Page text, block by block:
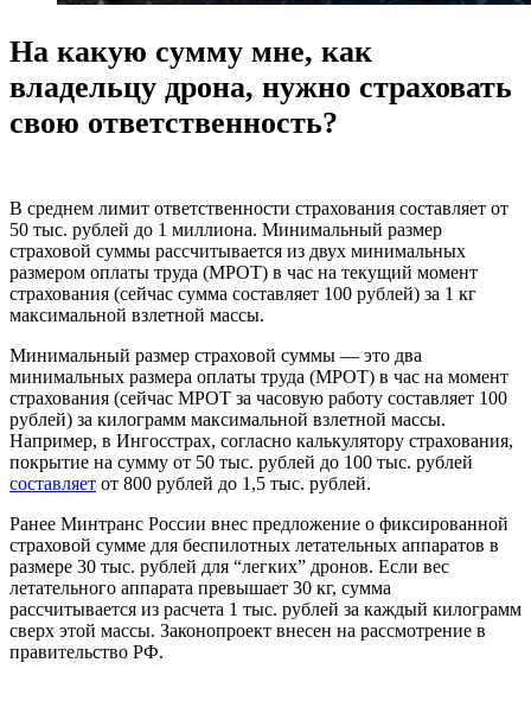
На какую сумму мне, как
владельцу дрона, нужно страховать
свою ответственность?
В среднем лимит ответственности страхования составляет от
50 тыс. рублей до 1 миллиона. Минимальный размер
страховой суммы рассчитывается из двух минимальных
размером оплаты труда (МРОТ) в час на текущий момент
страхования (сейчас сумма составляет 100 рублей) за 1 кг
максимальной взлетной массы.
Минимальный размер страховой суммы — это два
минимальных размера оплаты труда (МРОТ) в час на момент
страхования (сейчас МРОТ за часовую работу составляет 100
рублей) за килограмм максимальной взлетной массы.
Например, в Ингосстрах, согласно калькулятору страхования,
покрытие на сумму от 50 тыс. рублей до 100 тыс. рублей
составляет от 800 рублей до 1,5 тыс. рублей.
Ранее Минтранс России внес предложение о фиксированной
страховой сумме для беспилотных летательных аппаратов в
размере 30 тыс. рублей для “легких” дронов. Если вес
летательного аппарата превышает 30 кг, сумма
рассчитывается из расчета 1 тыс. рублей за каждый килограмм
сверх этой массы. Законопроект внесен на рассмотрение в
правительство РФ.